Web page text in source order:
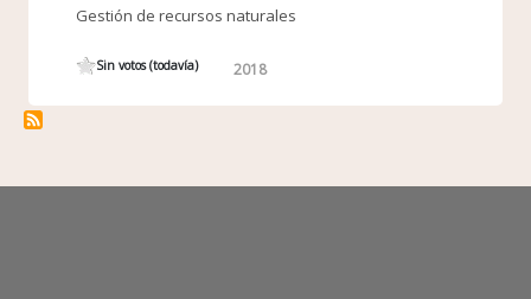
Gestión de recursos naturales
Sin votos (todavía) 2018